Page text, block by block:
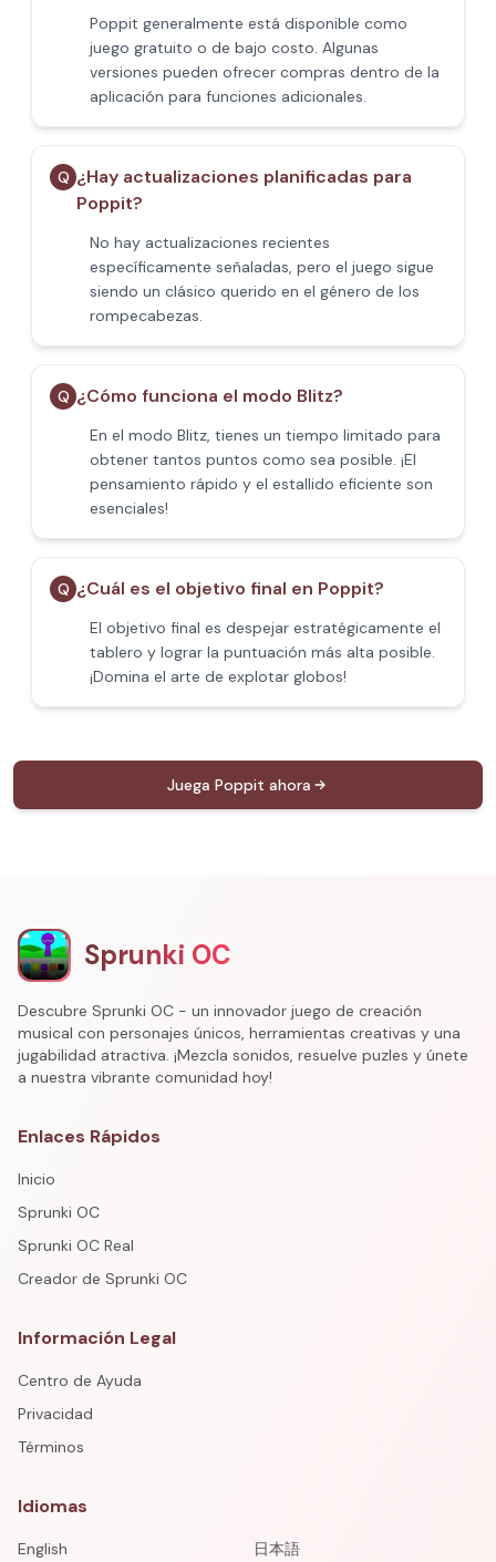
Poppit​ generalmente está disponible como
juego gratuito o de bajo costo. Algunas
versiones pueden ofrecer compras dentro de la
aplicación para funciones adicionales.
Q ¿Hay actualizaciones planificadas para
Poppit​?
No hay actualizaciones recientes
específicamente señaladas, pero el juego sigue
siendo un clásico querido en el género de los
rompecabezas.
Q ¿Cómo funciona el modo Blitz?
En el modo Blitz, tienes un tiempo limitado para
obtener tantos puntos como sea posible. ¡El
pensamiento rápido y el estallido eficiente son
esenciales!
Q ¿Cuál es el objetivo final en Poppit​?
El objetivo final es despejar estratégicamente el
tablero y lograr la puntuación más alta posible.
¡Domina el arte de explotar globos!
Juega Poppit​ ahora
Sprunki OC
Descubre Sprunki OC - un innovador juego de creación
musical con personajes únicos, herramientas creativas y una
jugabilidad atractiva. ¡Mezcla sonidos, resuelve puzles y únete
a nuestra vibrante comunidad hoy!
Enlaces Rápidos
Inicio
Sprunki OC
Sprunki OC Real
Creador de Sprunki OC
Información Legal
Centro de Ayuda
Privacidad
Términos
Idiomas
English 日本語